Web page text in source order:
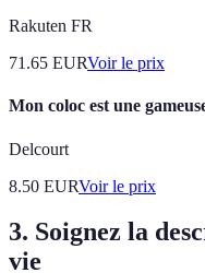
Rakuten FR
71.65 EURVoir le prix
Mon coloc est une
Delcourt
8.50 EURVoir le prix
3. Soignez la
vie